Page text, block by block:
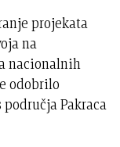
projekata
na
nacionalnih
odobrilo
Pakraca